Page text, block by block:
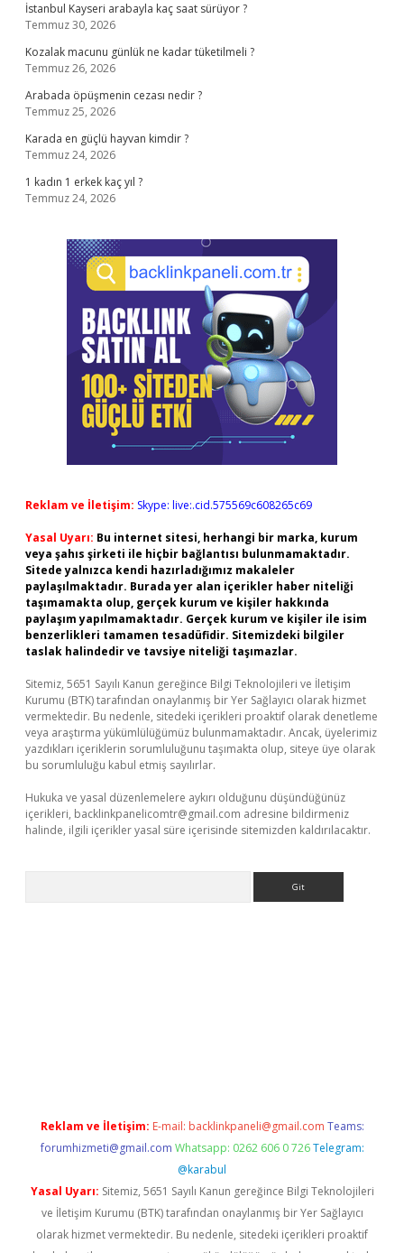
İstanbul Kayseri arabayla kaç saat sürüyor ?
Temmuz 30, 2026
Kozalak macunu günlük ne kadar tüketilmeli ?
Temmuz 26, 2026
Arabada öpüşmenin cezası nedir ?
Temmuz 25, 2026
Karada en güçlü hayvan kimdir ?
Temmuz 24, 2026
1 kadın 1 erkek kaç yıl ?
Temmuz 24, 2026
Reklam ve İletişim: Skype: live:.cid.575569c608265c69
Yasal Uyarı: Bu internet sitesi, herhangi bir marka, kurum
veya şahıs şirketi ile hiçbir bağlantısı bulunmamaktadır.
Sitede yalnızca kendi hazırladığımız makaleler
paylaşılmaktadır. Burada yer alan içerikler haber niteliği
taşımamakta olup, gerçek kurum ve kişiler hakkında
paylaşım yapılmamaktadır. Gerçek kurum ve kişiler ile isim
benzerlikleri tamamen tesadüfidir. Sitemizdeki bilgiler
taslak halindedir ve tavsiye niteliği taşımazlar.
Sitemiz, 5651 Sayılı Kanun gereğince Bilgi Teknolojileri ve İletişim
Kurumu (BTK) tarafından onaylanmış bir Yer Sağlayıcı olarak hizmet
vermektedir. Bu nedenle, sitedeki içerikleri proaktif olarak denetleme
veya araştırma yükümlülüğümüz bulunmamaktadır. Ancak, üyelerimiz
yazdıkları içeriklerin sorumluluğunu taşımakta olup, siteye üye olarak
bu sorumluluğu kabul etmiş sayılırlar.
Hukuka ve yasal düzenlemelere aykırı olduğunu düşündüğünüz
içerikleri, backlinkpanelicomtr@gmail.com adresine bildirmeniz
halinde, ilgili içerikler yasal süre içerisinde sitemizden kaldırılacaktır.
Reklam ve İletişim: E-mail: backlinkpaneli@gmail.com Teams:
forumhizmeti@gmail.com Whatsapp: 0262 606 0 726 Telegram:
@karabul
Yasal Uyarı: Sitemiz, 5651 Sayılı Kanun gereğince Bilgi Teknolojileri
ve İletişim Kurumu (BTK) tarafından onaylanmış bir Yer Sağlayıcı
olarak hizmet vermektedir. Bu nedenle, sitedeki içerikleri proaktif